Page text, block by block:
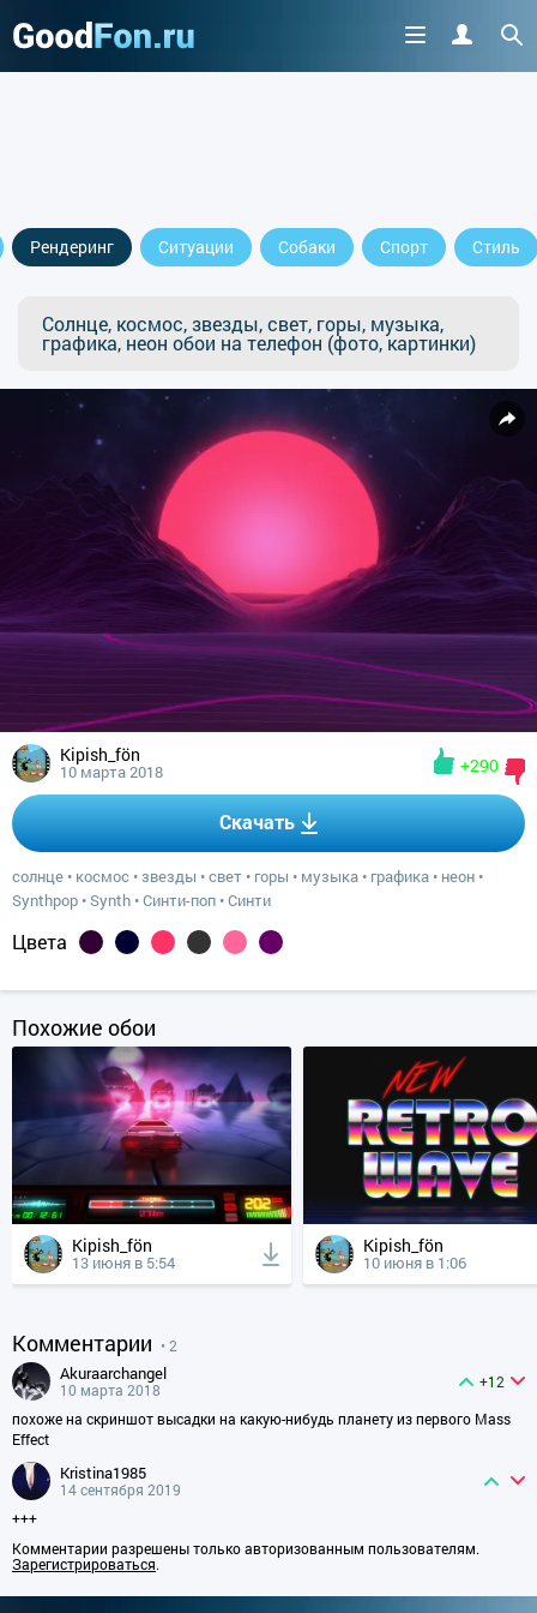
Рендеринг Ситуации Собаки Спорт Стиль
Солнце, космос, звезды, свет, горы, музыка,
графика, неон обои на телефон (фото, картинки)
Kipish_fön
10 марта 2018 +290
Скачать
солнце • космос •звезды •свет • горы • музыка • графика • неон •
Synthpop •Synth •Синти-поп •Синти
Цвета
Похожие обои
Kipish_fön
13 июня в 5:54
Kipish_fön
10 июня в 1:06
Комментарии • 2
akuraarchangel
10 марта 2018
+12
похоже на скриншот высадки на какую-нибудь планету из первого Mass
Effect
kristina1985
14 сентября 2019
+++
Комментарии разрешены только авторизованным пользователям.
Зарегистрироваться.